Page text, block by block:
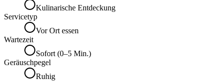
Kulinarische Entdeckung
Servicetyp
Vor Ort essen
Wartezeit
Sofort (0–5 Min.)
Geräuschpegel
Ruhig